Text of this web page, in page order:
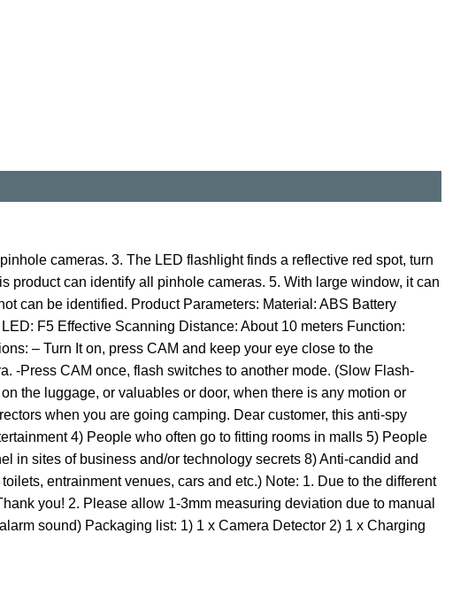
cameras. 3. The LED flashlight finds a reflective red spot, turn
product can identify all pinhole cameras. 5. With large window, it can
can be identified. Product Parameters: Material: ABS Battery
F5 Effective Scanning Distance: About 10 meters Function:
– Turn It on, press CAM and keep your eye close to the
-Press CAM once, flash switches to another mode. (Slow Flash-
the luggage, or valuables or door, when there is any motion or
when you are going camping. Dear customer, this anti-spy
4) People who often go to fitting rooms in malls 5) People
in sites of business and/or technology secrets 8) Anti-candid and
entrainment venues, cars and etc.) Note: 1. Due to the different
you! 2. Please allow 1-3mm measuring deviation due to manual
sound) Packaging list: 1) 1 x Camera Detector 2) 1 x Charging